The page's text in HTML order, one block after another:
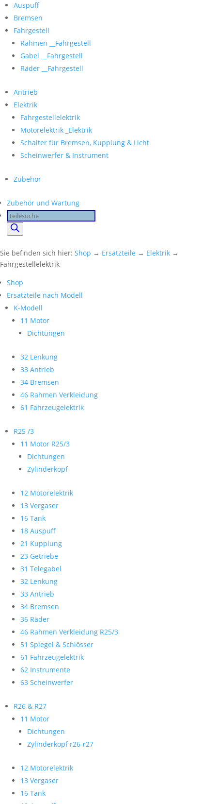
Auspuff
Bremsen
Fahrgestell
Rahmen __Fahrgestell
Gabel __Fahrgestell
Räder __Fahrgestell
Antrieb
Elektrik
Fahrgestellelektrik
Motorelektrik _Elektrik
Schalter für Bremsen, Kupplung & Licht
Scheinwerfer & Instrument
Zubehör
Zubehör und Wartung
Products
search
Sie befinden sich hier: Shop → Ersatzteile → Elektrik →
Fahrgestellelektrik
Shop
Ersatzteile nach Modell
K-Modell
11 Motor
Dichtungen
32 Lenkung
33 Antrieb
34 Bremsen
46 Rahmen Verkleidung
61 Fahrzeugelektrik
R25 /3
11 Motor R25/3
Dichtungen
Zylinderkopf
12 Motorelektrik
13 Vergaser
16 Tank
18 Auspuff
21 Kupplung
23 Getriebe
31 Telegabel
32 Lenkung
33 Antrieb
34 Bremsen
36 Räder
46 Rahmen Verkleidung R25/3
51 Spiegel & Schlösser
61 Fahrzeugelektrik
62 Instrumente
63 Scheinwerfer
R26 & R27
11 Motor
Dichtungen
Zylinderkopf r26-r27
12 Motorelektrik
13 Vergaser
16 Tank